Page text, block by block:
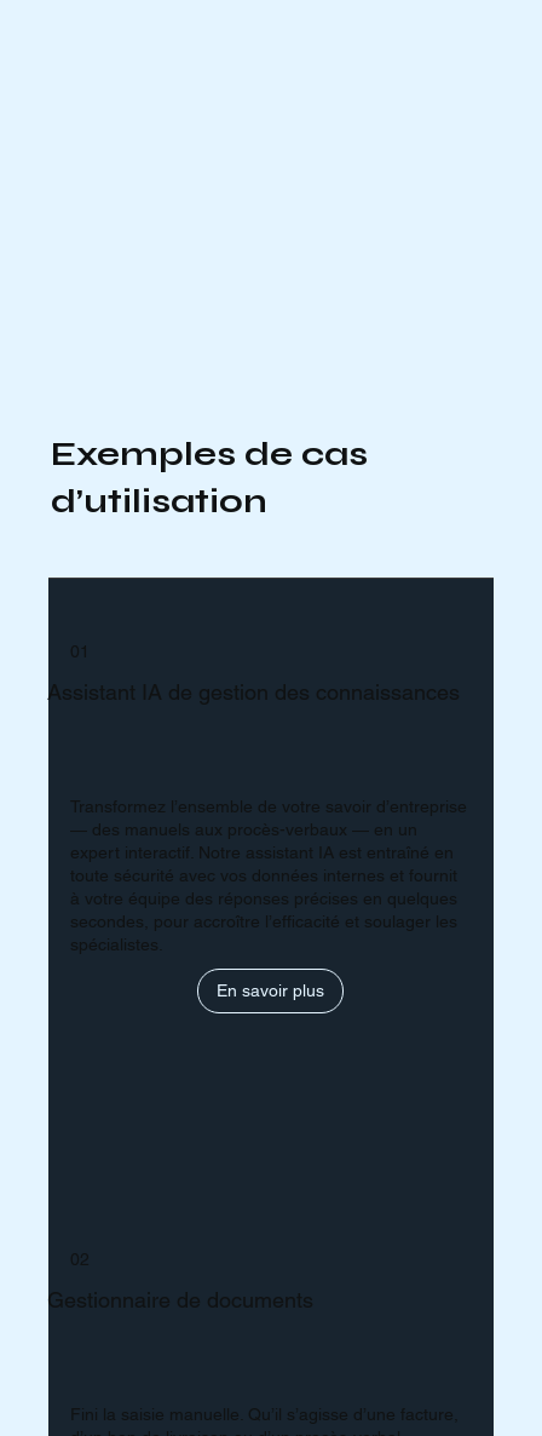
Exemples de cas
d’utilisation
01
Assistant IA de gestion des connaissances
Transformez l’ensemble de votre savoir d’entreprise
— des manuels aux procès-verbaux — en un
expert interactif. Notre assistant IA est entraîné en
toute sécurité avec vos données internes et fournit
à votre équipe des réponses précises en quelques
secondes, pour accroître l’efficacité et soulager les
spécialistes.
En savoir plus
02
Gestionnaire de documents
Fini la saisie manuelle. Qu’il s’agisse d’une facture,